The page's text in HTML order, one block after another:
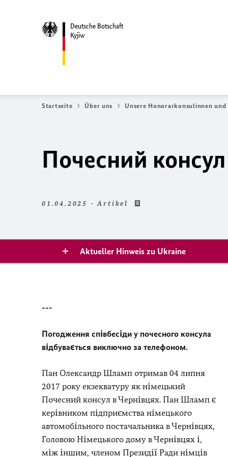
Deutsche Botschaft
Kyjiw
Startseite Über uns Unsere Honorarkonsulinnen
Почесний
01.04.2025 - Artikel
Aktueller Hinweis zu Ukraine
---
Погодження співбесіди у почесного консула
відбувається виключно за телефоном.
Пан Олександр Шламп отримав 04 липня
2017 року екзекватуру як німецький
Почесний консул в Чернівцях. Пан Шламп є
керівником підприємства німецького
автомобільного постачальника в Чернівцях,
Головою Німецького дому в Чернівцях і,
між іншим, членом Президії Ради німців